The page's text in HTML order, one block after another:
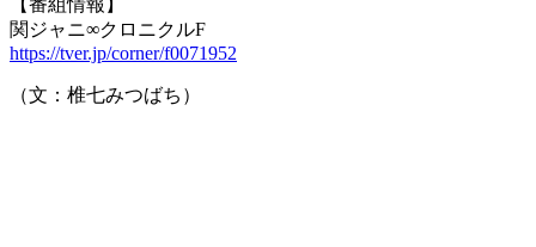
【番組情報】
関ジャニ∞クロニクルF
https://tver.jp/corner/f0071952
（文：椎七みつばち）